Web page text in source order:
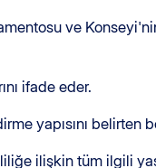
ve
ifade eder.
yapısını belirten
ilişkin tüm ilgili